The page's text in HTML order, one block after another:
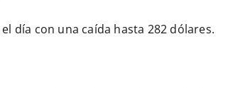
día con una caída hasta 282 dólares.